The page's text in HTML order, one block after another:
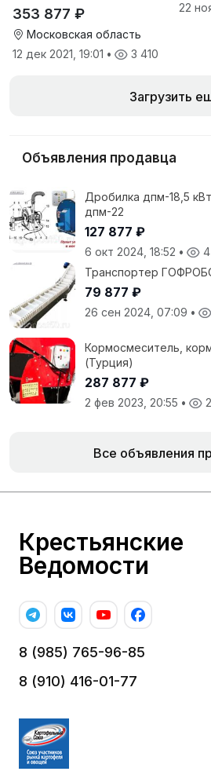
353 877 ₽
Московская область
12 дек 2021, 19:01 • 3 410
22
Загрузить
Объявления продавца
Дробилка дпм-18,5
дпм-22
127 877 ₽
6 окт 2024, 18:52 •
Транспортер
79 877 ₽
26 сен 2024, 07:09 •
Кормосмеситель,
(Турция)
287 877 ₽
2 фев 2023, 20:55 •
Все объявления
Крестьянские
Ведомости
8 (985) 765-96-85
8 (910) 416-01-77